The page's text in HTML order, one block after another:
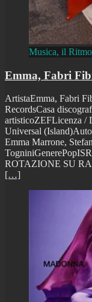
Musica, il
Emma, Fabri
ArtistaEmma, Fabri
RecordsCasa
artisticoZEFLicenza /
Universal
Emma Marrone,
ROTAZIONE SU
[…]